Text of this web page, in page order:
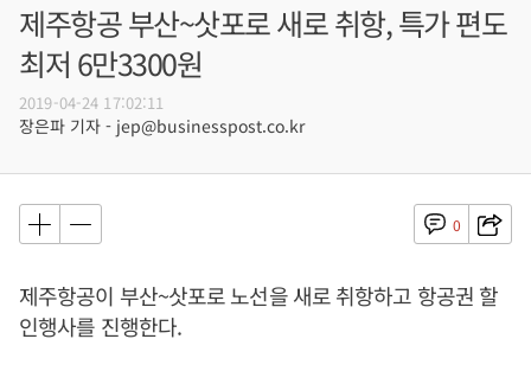
제주항공 부산~삿포로 새로 취항, 특가 편도
최저 6만3300원
2019-04-24 17:02:11
장은파 기자 - jep@businesspost.co.kr
0
제주항공이 부산~삿포로 노선을 새로 취항하고 항공권 할
인행사를 진행한다.